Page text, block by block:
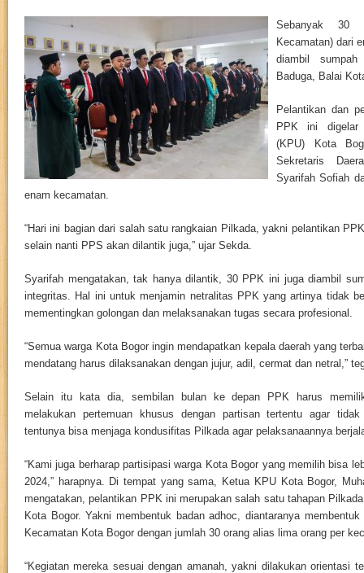
Sebanyak 30
Kecamatan) dari
diambil
Baduga, Balai
Pelantikan dan
PPK ini digelar
(KPU) Kota
Sekretaris
Syarifah Sofiah
enam kecamatan.
“Hari ini bagian dari salah satu rangkaian Pilkada, yakni pelantikan
selain nanti PPS akan dilantik juga,” ujar Sekda.
Syarifah mengatakan, tak hanya dilantik, 30 PPK ini juga diambil
integritas. Hal ini untuk menjamin netralitas PPK yang artinya tidak
mementingkan golongan dan melaksanakan tugas secara profesional.
“Semua warga Kota Bogor ingin mendapatkan kepala daerah yang
mendatang harus dilaksanakan dengan jujur, adil, cermat dan netral,”
Selain itu kata dia, sembilan bulan ke depan PPK harus
melakukan pertemuan khusus dengan partisan tertentu agar
tentunya bisa menjaga kondusifitas Pilkada agar pelaksanaannya
“Kami juga berharap partisipasi warga Kota Bogor yang memilih bisa
2024,” harapnya. Di tempat yang sama, Ketua KPU Kota Bogor,
mengatakan, pelantikan PPK ini merupakan salah satu tahapan
Kota Bogor. Yakni membentuk badan adhoc, diantaranya
Kecamatan Kota Bogor dengan jumlah 30 orang alias lima orang per
“Kegiatan mereka sesuai dengan amanah, yakni dilakukan orientasi